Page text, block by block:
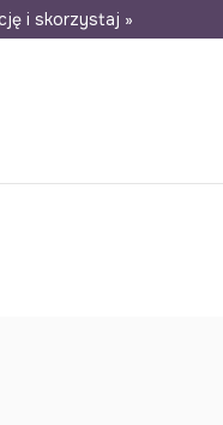
30 dni na zwrot
i skorzystaj »